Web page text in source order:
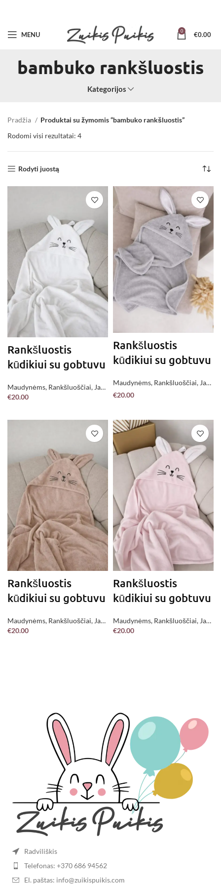
MENU 0 €0.00
bambuko rankšluostis
Kategorijos
Pradžia
Produktai su žymomis “bambuko rankšluostis”
Rodomi visi rezultatai: 4
Rodyti juostą
Rankšluostis
kūdikiui su gobtuvu
Maudynėms, Rankšluoščiai, Jau
pagaminta !
€20.00
Rankšluostis
kūdikiui su gobtuvu
Maudynėms, Rankšluoščiai,Jau
pagaminta !
€20.00
Rankšluostis
kūdikiui su gobtuvu
Maudynėms, Rankšluoščiai, Jau
pagaminta !
€20.00
Rankšluostis
kūdikiui su gobtuvu
Maudynėms, Rankšluoščiai, Jau
pagaminta !
€20.00
Radviliškis
Telefonas: +370 686 94562
El. paštas: info@zuikispuikis.com